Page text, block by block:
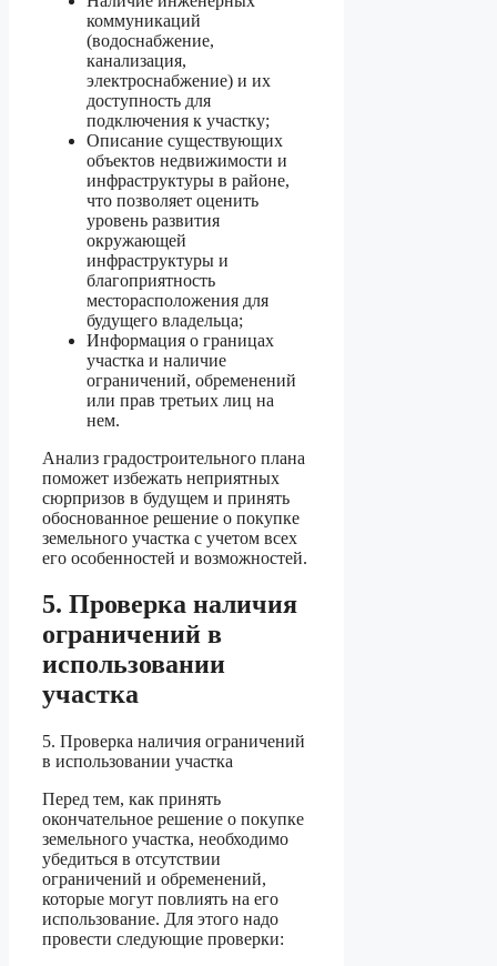
коммуникаций
(водоснабжение,
канализация,
электроснабжение) и их
доступность для
подключения к участку;
Описание существующих
объектов недвижимости и
инфраструктуры в районе,
что позволяет оценить
уровень развития
окружающей
инфраструктуры и
благоприятность
месторасположения для
будущего владельца;
Информация о границах
участка и наличие
ограничений, обременений
или прав третьих лиц на
нем.
Анализ градостроительного плана
поможет избежать неприятных
сюрпризов в будущем и принять
обоснованное решение о покупке
земельного участка с учетом всех
его особенностей и возможностей.
5. Проверка наличия
ограничений в
использовании
участка
5. Проверка наличия ограничений
в использовании участка
Перед тем, как принять
окончательное решение о покупке
земельного участка, необходимо
убедиться в отсутствии
ограничений и обременений,
которые могут повлиять на его
использование. Для этого надо
провести следующие проверки: